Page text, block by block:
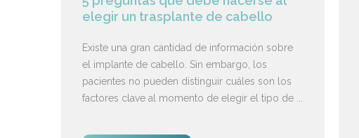
elegir un trasplante de cabello
Existe una gran cantidad de información sobre
el implante de cabello. Sin embargo, los
pacientes no pueden distinguir cuáles son los
factores clave al momento de elegir el tipo de ...